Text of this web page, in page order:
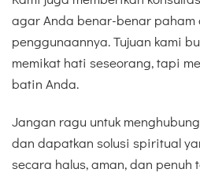
agar Anda benar-benar paham
penggunaannya. Tujuan kami
memikat hati seseorang, tapi
batin Anda.
Jangan ragu untuk
dan dapatkan solusi spiritual
secara halus, aman, dan penuh